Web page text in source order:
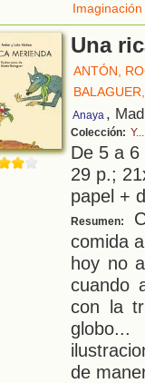
Imaginación
Una
ANTÓN,
Anaya ,
Colección:
De 5 a
29 p.;
papel +
Resumen:
comida
hoy no
cuando
con la
de